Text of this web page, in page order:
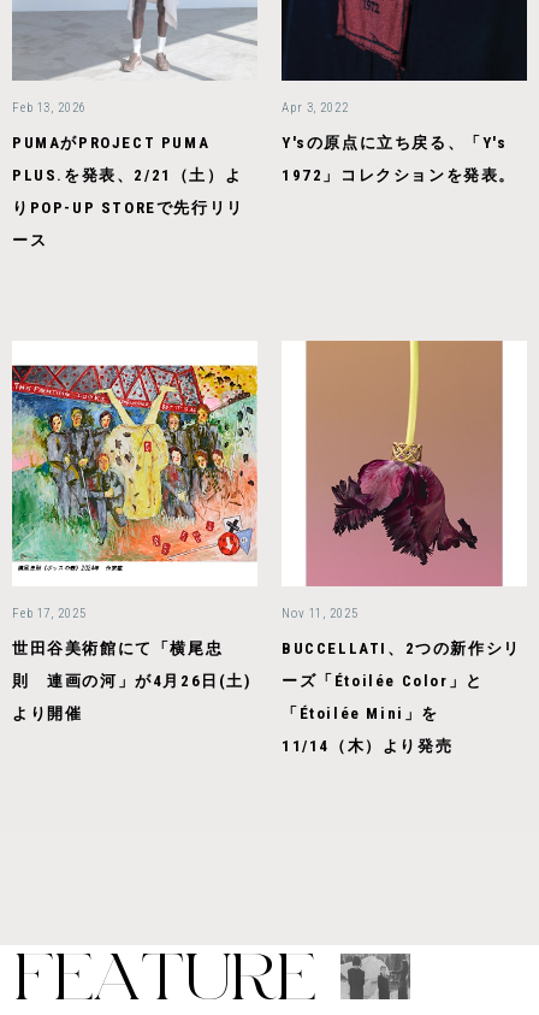
Feb 13, 2026
PUMAがPROJECT PUMA
PLUS.を発表、2/21（土）よ
りPOP-UP STOREで先行リリ
ース
Apr 3, 2022
Y'sの原点に立ち戻る、「Y's
1972」コレクションを発表。
Feb 17, 2025
世田谷美術館にて「横尾忠
則 連画の河」が4月26日(土)
より開催
Nov 11, 2025
BUCCELLATI、2つの新作シリ
ーズ「Étoilée Color」と
「Étoilée Mini」を
11/14（木）より発売
FEATURE